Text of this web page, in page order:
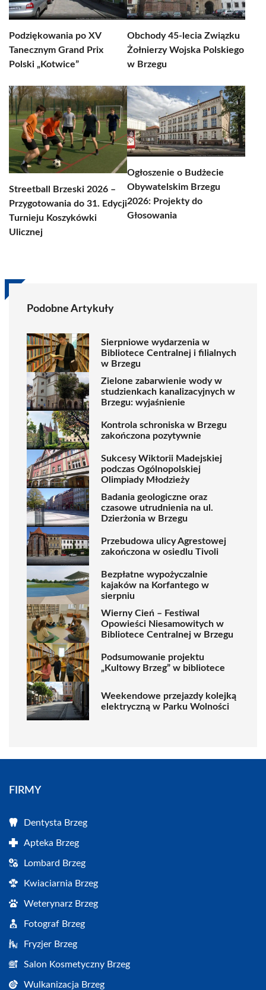
Podziękowania po XV
Tanecznym Grand Prix
Polski „Kotwice”
Obchody 45-lecia Związku
Żołnierzy Wojska Polskiego
w Brzegu
Streetball Brzeski 2026 –
Przygotowania do 31. Edycji
Turnieju Koszykówki
Ulicznej
Ogłoszenie o Budżecie
Obywatelskim Brzegu
2026: Projekty do
Głosowania
Podobne Artykuły
Sierpniowe wydarzenia w
Bibliotece Centralnej i filialnych
w Brzegu
Zielone zabarwienie wody w
studzienkach kanalizacyjnych w
Brzegu: wyjaśnienie
Kontrola schroniska w Brzegu
zakończona pozytywnie
Sukcesy Wiktorii Madejskiej
podczas Ogólnopolskiej
Olimpiady Młodzieży
Badania geologiczne oraz
czasowe utrudnienia na ul.
Dzierżonia w Brzegu
Przebudowa ulicy Agrestowej
zakończona w osiedlu Tivoli
Bezpłatne wypożyczalnie
kajaków na Korfantego w
sierpniu
Wierny Cień – Festiwal
Opowieści Niesamowitych w
Bibliotece Centralnej w Brzegu
Podsumowanie projektu
„Kultowy Brzeg” w bibliotece
Weekendowe przejazdy kolejką
elektryczną w Parku Wolności
FIRMY
Dentysta Brzeg
Apteka Brzeg
Lombard Brzeg
Kwiaciarnia Brzeg
Weterynarz Brzeg
Fotograf Brzeg
Fryzjer Brzeg
Salon Kosmetyczny Brzeg
Wulkanizacja Brzeg